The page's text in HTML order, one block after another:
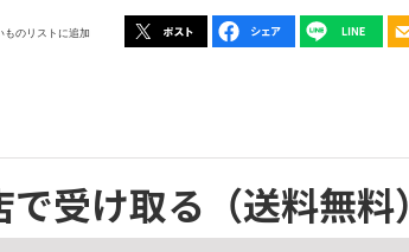
ものリストに追加
で受け取る （送料無料）